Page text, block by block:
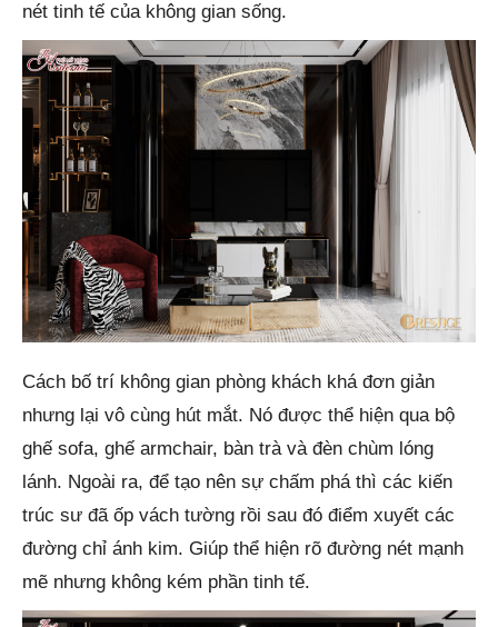
nét tinh tế của không gian sống.
Cách bố trí không gian phòng khách khá đơn giản
nhưng lại vô cùng hút mắt. Nó được thể hiện qua bộ
ghế sofa, ghế armchair, bàn trà và đèn chùm lóng
lánh. Ngoài ra, để tạo nên sự chấm phá thì các kiến
trúc sư đã ốp vách tường rồi sau đó điểm xuyết các
đường chỉ ánh kim. Giúp thể hiện rõ đường nét mạnh
mẽ nhưng không kém phần tinh tế.